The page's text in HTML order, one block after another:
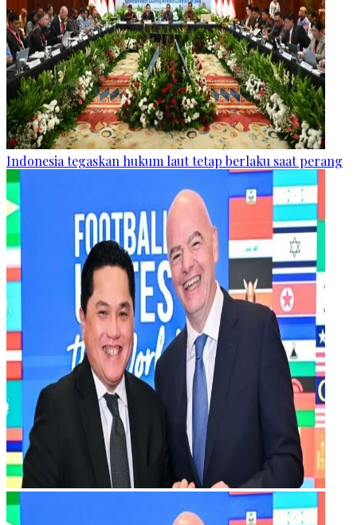
Indonesia tegaskan hukum laut tetap berlaku saat perang